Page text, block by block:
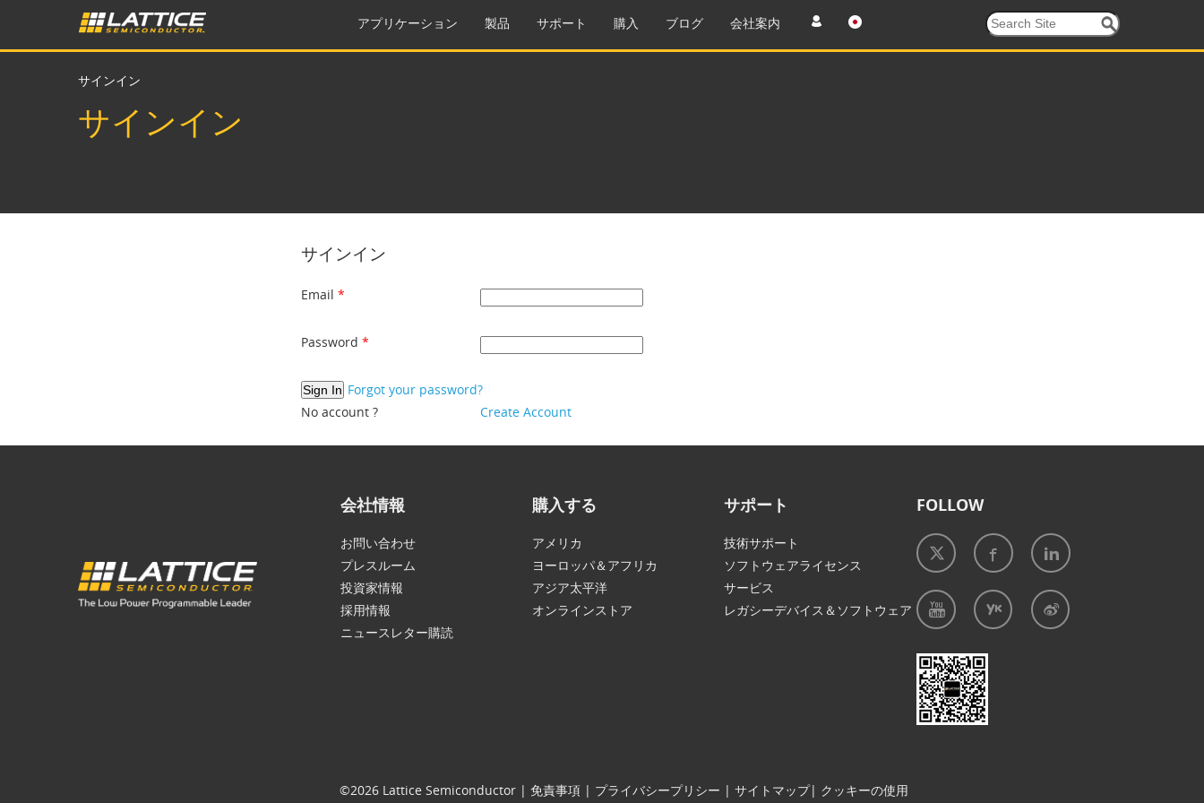
アプリケーション 製品 サポート 購入 ブログ 会社案内
サインイン
サインイン
サインイン
Email
Password
Forgot your password?
No account ?
Create Account
会社情報
お問い合わせ
プレスルーム
投資家情報
採用情報
ニュースレター購読
購入する
アメリカ
ヨーロッパ＆アフリカ
アジア太平洋
オンラインストア
サポート
技術サポート
ソフトウェアライセンス
サービス
レガシーデバイス＆ソフトウェア
FOLLOW
©2026 Lattice Semiconductor | 免責事項 | プライバシープリシー | サイトマップ| クッキーの使用